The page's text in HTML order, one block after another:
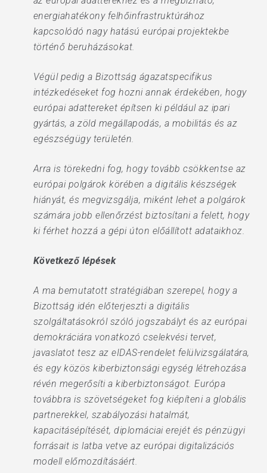
energiahatékony felhőinfrastruktúrához
kapcsolódó nagy hatású európai projektekbe
történő beruházásokat.
Végül pedig a Bizottság ágazatspecifikus
intézkedéseket fog hozni annak érdekében, hogy
európai adattereket építsen ki például az ipari
gyártás, a zöld megállapodás, a mobilitás és az
egészségügy területén.
Arra is törekedni fog, hogy tovább csökkentse az
európai polgárok körében a digitális készségek
hiányát, és megvizsgálja, miként lehet a polgárok
számára jobb ellenőrzést biztosítani a felett, hogy
ki férhet hozzá a gépi úton előállított adataikhoz.
Következő lépések
A ma bemutatott stratégiában szerepel, hogy a
Bizottság idén előterjeszti a digitális
szolgáltatásokról szóló jogszabályt és az európai
demokráciára vonatkozó cselekvési tervet,
javaslatot tesz az eIDAS-rendelet felülvizsgálatára,
és egy közös kiberbiztonsági egység létrehozása
révén megerősíti a kiberbiztonságot. Európa
továbbra is szövetségeket fog kiépíteni a globális
partnerekkel, szabályozási hatalmát,
kapacitásépítését, diplomáciai erejét és pénzügyi
forrásait is latba vetve az európai digitalizációs
modell előmozdításáért.